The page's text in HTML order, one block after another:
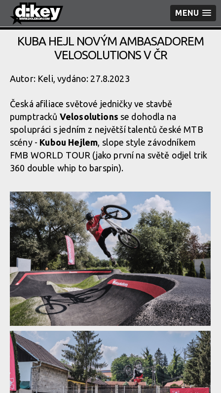
MENU
KUBA HEJL NOVÝM AMBASADOREM
VELOSOLUTIONS V ČR
Autor: Keli, vydáno: 27.8.2023
Česká afiliace světové jedničky ve stavbě
pumptracků Velosolutions se dohodla na
spolupráci s jedním z největší talentů české MTB
scény - Kubou Hejlem, slope style závodníkem
FMB WORLD TOUR (jako první na světě odjel trik
360 double whip to barspin).
Kuba Hejl novým ambasadorem Velosolutions v ČR
Kuba Hejl novým ambasadorem Velosolutions v ČR